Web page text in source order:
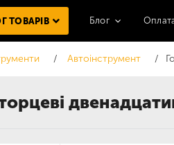
ТОВАРІВ Блог
Автоінструмент